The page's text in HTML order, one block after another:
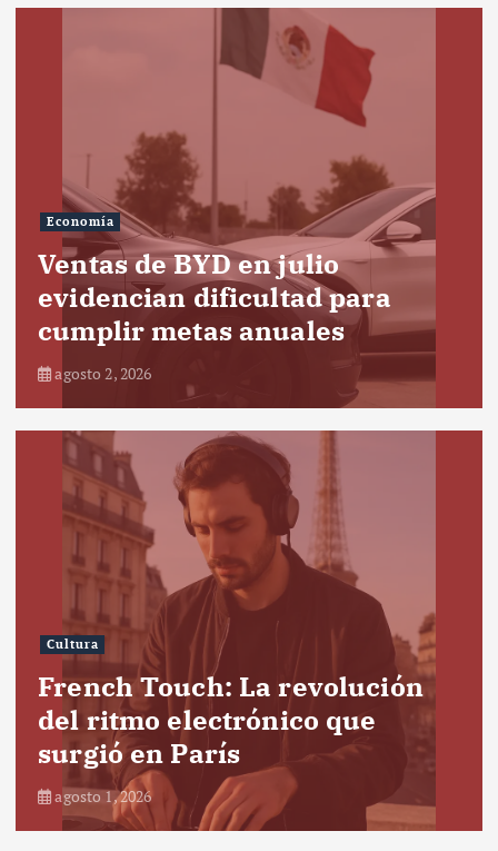
Economía
Ventas de BYD en julio
evidencian dificultad para
cumplir metas anuales
agosto 2, 2026
Cultura
French Touch: La revolución
del ritmo electrónico que
surgió en París
agosto 1, 2026